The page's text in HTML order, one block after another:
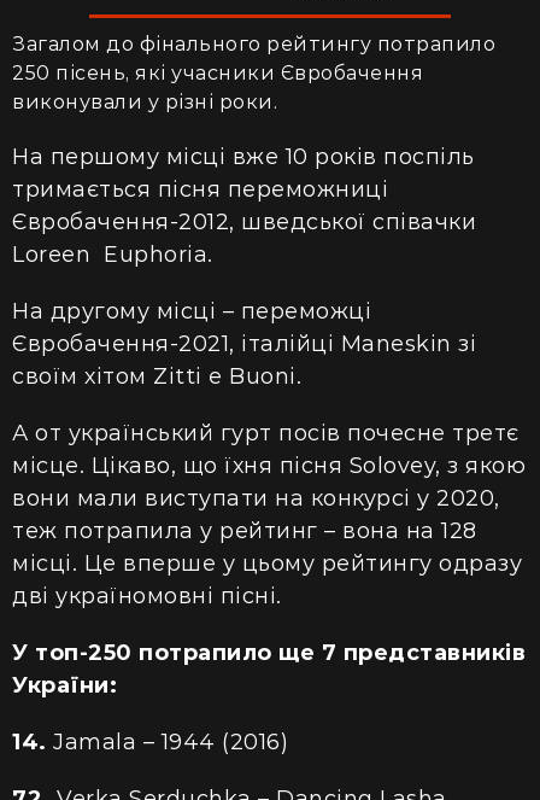
Загалом до фінального рейтингу потрапило
250 пісень, які учасники Євробачення
виконували у різні роки.
На першому місці вже 10 років поспіль
тримається пісня переможниці
Євробачення-2012, шведської співачки
Loreen Euphoria.
На другому місці – переможці
Євробачення-2021, італійці Maneskin зі
своїм хітом Zitti e Buoni.
А от український гурт посів почесне третє
місце. Цікаво, що їхня пісня Solovey, з якою
вони мали виступати на конкурсі у 2020,
теж потрапила у рейтинг – вона на 128
місці. Це вперше у цьому рейтингу одразу
дві україномовні пісні.
У топ-250 потрапило ще 7 представників
України:
14. Jamala – 1944 (2016)